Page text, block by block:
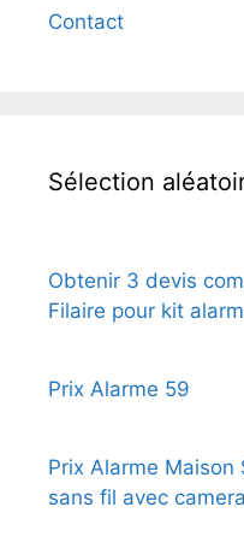
Contact
Sélection
Obtenir 3 devis
Filaire pour kit
Prix Alarme 59
Prix Alarme Maison
sans fil avec